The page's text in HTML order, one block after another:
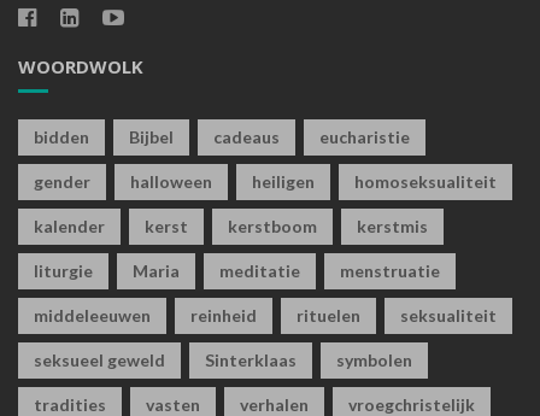
WOORDWOLK
bidden Bijbel cadeaus eucharistie
gender halloween heiligen homoseksualiteit
kalender kerst kerstboom kerstmis
liturgie Maria meditatie menstruatie
middeleeuwen reinheid rituelen seksualiteit
seksueel geweld Sinterklaas symbolen
tradities vasten verhalen vroegchristelijk